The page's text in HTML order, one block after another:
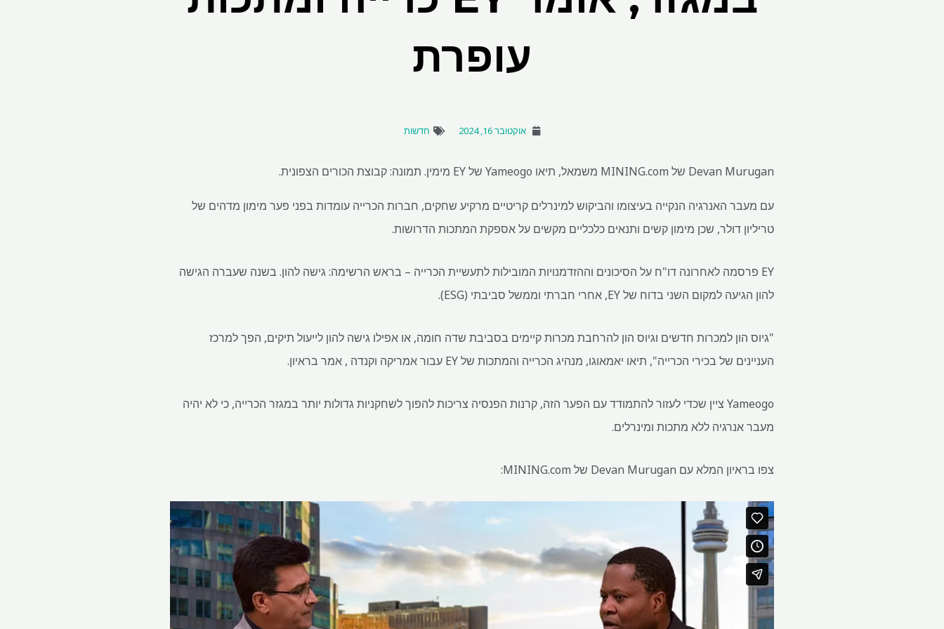
עופרת
אוקטובר 16, 2024 חדשות
Devan Murugan של MINING.com משמאל, תיאו Yameogo של EY מימין. תמונה: קבוצת הכורים הצפונית.
עם מעבר האנרגיה הנקייה בעיצומו והביקוש למינרלים קריטיים מרקיע שחקים, חברות הכרייה עומדות בפני פער מימון מדהים של
טריליון דולר, שכן מימון קשים ותנאים כלכליים מקשים על אספקת המתכות הדרושות.
EY פרסמה לאחרונה דו"ח על הסיכונים וההזדמנויות המובילות לתעשיית הכרייה – בראש הרשימה: גישה להון. בשנה שעברה הגישה
להון הגיעה למקום השני בדוח של EY, אחרי חברתי וממשל סביבתי (ESG).
"גיוס הון למכרות חדשים וגיוס הון להרחבת מכרות קיימים בסביבת שדה חומה, או אפילו גישה להון לייעול תיקים, הפך למרכז
העניינים של בכירי הכרייה", תיאו יאמאוגו, מנהיג הכרייה והמתכות של EY עבור אמריקה וקנדה , אמר בראיון.
Yameogo ציין שכדי לעזור להתמודד עם הפער הזה, קרנות הפנסיה צריכות להפוך לשחקניות גדולות יותר במגזר הכרייה, כי לא יהיה
מעבר אנרגיה ללא מתכות ומינרלים.
צפו בראיון המלא עם Devan Murugan של MINING.com: